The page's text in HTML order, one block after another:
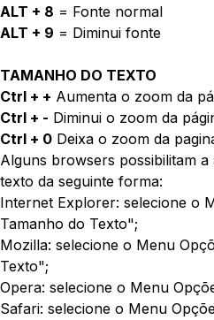
ALT + 8 = Fonte normal
ALT + 9 = Diminui fonte
TAMANHO DO TEXTO
Ctrl + + Aumenta o zoom da
Ctrl + - Diminui o zoom da
Ctrl + 0 Deixa o zoom da
Alguns browsers possibilitam
texto da seguinte forma:
Internet Explorer: selecione o
Tamanho do Texto";
Mozilla: selecione o Menu
Texto";
Opera: selecione o Menu
Safari: selecione o Menu